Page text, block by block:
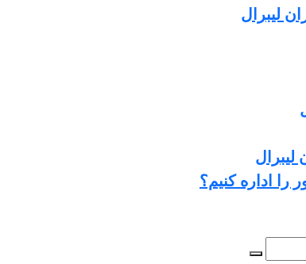
لیبرال
لیبرال
اداره کنیم؟